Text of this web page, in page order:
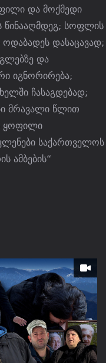
და მოქმედი
წინააღმდეგ; სოფლის
დასაცავად;
და
იგნორირება;
ჩასაგდებად;
მრავალი წლით
ყოფილი
საქართველოს
ამბების“